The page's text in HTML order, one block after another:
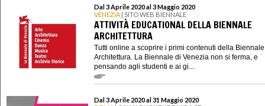
Dal 3 Aprile 2020 al 3 Maggio 2020
VENEZIA | SITO WEB BIENNALE
ATTIVITÀ EDUCATIONAL DELLA BIENNALE
ARCHITETTURA
Tutti online a scoprire i primi contenuti della Biennale
Architettura. La Biennale di Venezia non si ferma, e
pensando agli studenti e ai gi...
Dal 3 Aprile 2020 al 31 Maggio 2020